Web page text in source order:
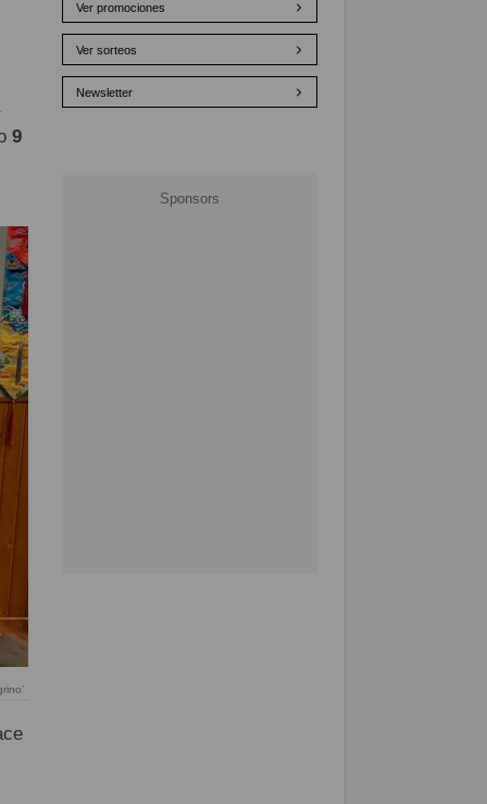
9
Ver promociones
Ver sorteos
Newsletter